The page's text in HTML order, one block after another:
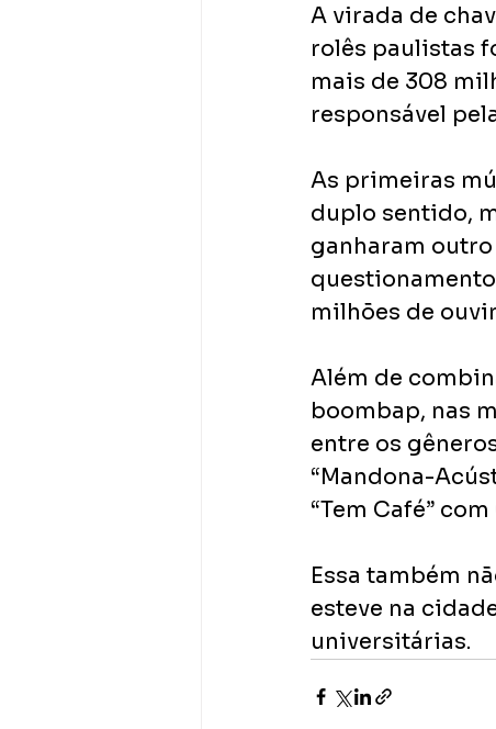
A virada de
rolês paulistas
mais de 308
responsável
As primeiras
duplo sentido,
ganharam
milhões de
Além de
boombap, nas
entre os
“Mandona-
“Tem Café” com
Essa também
esteve na
universitárias.